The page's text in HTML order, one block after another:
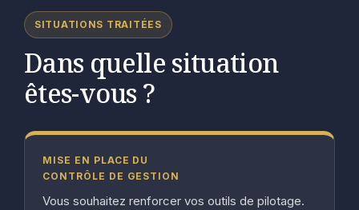
SITUATIONS TRAITÉES
Dans quelle situation
êtes-vous ?
MISE EN PLACE DU
CONTRÔLE DE GESTION
Vous souhaitez renforcer vos outils de pilotage.